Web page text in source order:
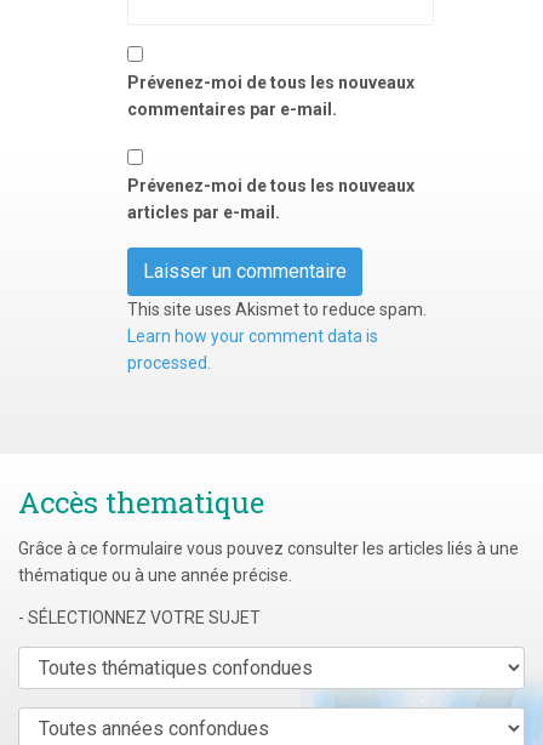
Prévenez-moi de tous les nouveaux
commentaires par e-mail.
Prévenez-moi de tous les nouveaux
articles par e-mail.
This site uses Akismet to reduce spam.
Learn how your comment data is
processed.
Accès thematique
Grâce à ce formulaire vous pouvez consulter les articles liés à une
thématique ou à une année précise.
- SÉLECTIONNEZ VOTRE SUJET